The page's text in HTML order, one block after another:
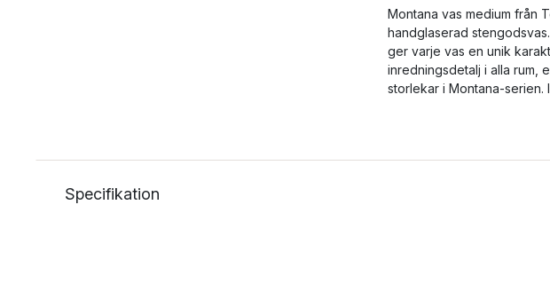
Montana vas medium från
handglaserad
ger varje vas en unik
inredningsdetalj i alla rum,
storlekar i Montana-serien.
Specifikation